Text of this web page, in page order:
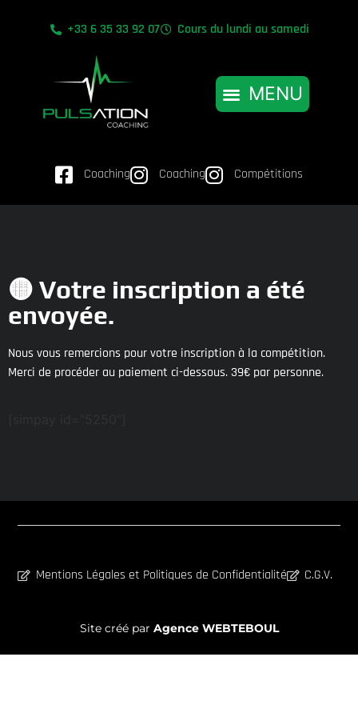
+33 6 35 33 92 07 Cours du lundi au samedi
Coaching Coaching Compétitions
🟡 Votre inscription a été
envoyée.
Nous vous remercions pour votre inscription à la compétition.
Merci de procéder au paiement ci-dessous. 39€ par personne.
Mentions Légales et Politiques de Confidentialité C.G.V.
Site créé par Agence WEBTEBOUL